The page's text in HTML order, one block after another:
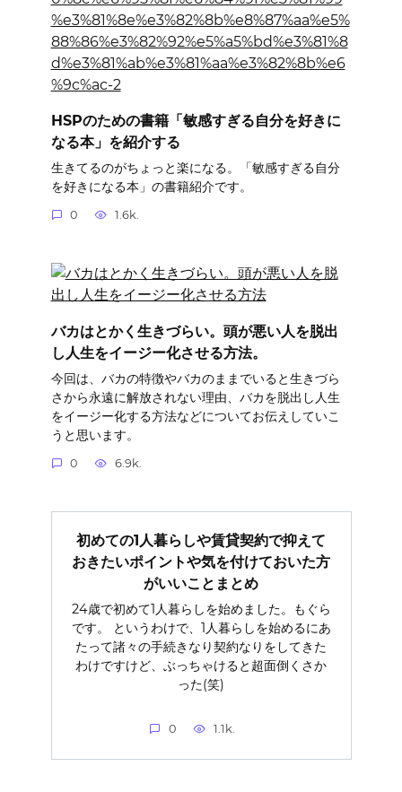
HSPのための書籍「敏感すぎる自分を好きに
なる本」を紹介する
生きてるのがちょっと楽になる。「敏感すぎる自分
を好きになる本」の書籍紹介です。
0 1.6k.
バカはとかく生きづらい。頭が悪い人を脱出
し人生をイージー化させる方法。
今回は、バカの特徴やバカのままでいると生きづら
さから永遠に解放されない理由、バカを脱出し人生
をイージー化する方法などについてお伝えしていこ
うと思います。
0 6.9k.
初めての1人暮らしや賃貸契約で抑えて
おきたいポイントや気を付けておいた方
がいいことまとめ
24歳で初めて1人暮らしを始めました。もぐら
です。 というわけで、1人暮らしを始めるにあ
たって諸々の手続きなり契約なりをしてきた
わけですけど、ぶっちゃけると超面倒くさか
った(笑)
0 1.1k.